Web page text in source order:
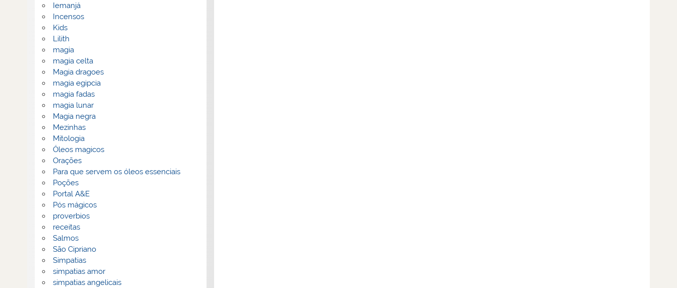
Iemanjá
Incensos
Kids
Lilith
magia
magia celta
Magia dragoes
magia egipcia
magia fadas
magia lunar
Magia negra
Mezinhas
Mitologia
Óleos magicos
Orações
Para que servem os óleos essenciais
Poções
Portal A&E
Pós mágicos
proverbios
receitas
Salmos
São Cipriano
Simpatias
simpatias amor
simpatias angelicais